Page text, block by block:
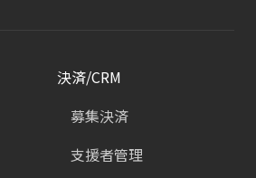
決済/CRM
募集決済
支援者管理